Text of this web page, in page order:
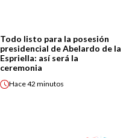
Todo listo para la posesión
presidencial de Abelardo de la
Espriella: así será la
ceremonia
Hace42 minutos